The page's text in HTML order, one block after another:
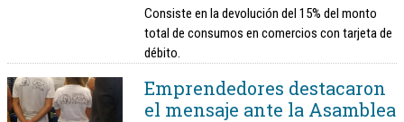
Consiste en la devolución del 15% del monto
total de consumos en comercios con tarjeta de
débito.
Emprendedores destacaron
el mensaje ante la Asamblea